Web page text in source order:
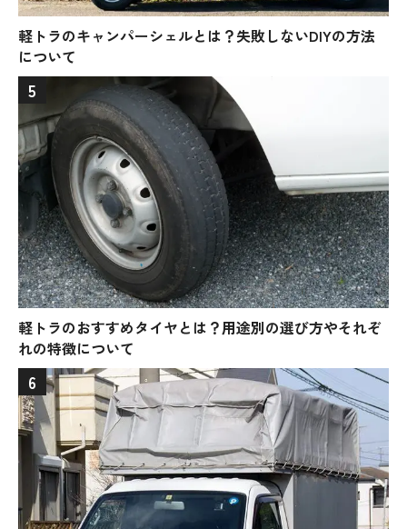
軽トラのキャンパーシェルとは？失敗しないDIYの方法
について
5
軽トラのおすすめタイヤとは？用途別の選び方やそれぞ
れの特徴について
6